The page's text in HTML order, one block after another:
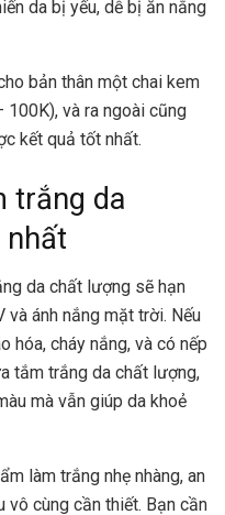
da bị yếu, dễ bị ăn nắng
bản thân một chai kem
và ra ngoài cũng
kết quả tốt nhất.
trắng da
nhất
da chất lượng sẽ hạn
ánh nắng mặt trời. Nếu
hóa, cháy nắng, và có nếp
tắm trắng da chất lượng,
mà vẫn giúp da khoẻ
làm trắng nhẹ nhàng, an
vô cùng cần thiết. Bạn cần